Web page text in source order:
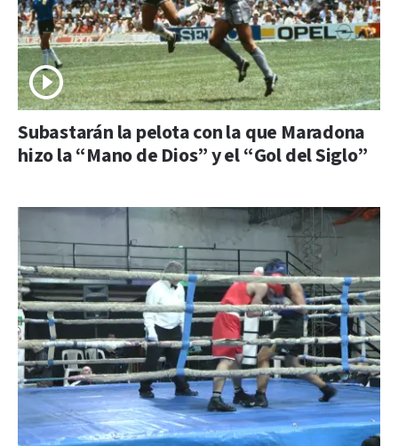
Subastarán la pelota con la que Maradona
hizo la “Mano de Dios” y el “Gol del Siglo”